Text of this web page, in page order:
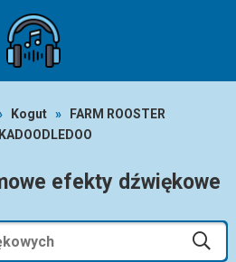
Kogut »
FARM ROOSTER
efekty dźwiękowe